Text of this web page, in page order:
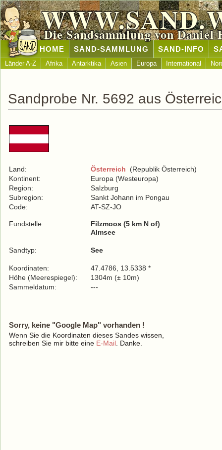
Die Sandsammlung von Daniel
HOME SAND-SAMMLUNG SAND-INFO
Länder A-Z Afrika Antarktika Asien Europa International
Sandprobe Nr. 5692 aus
Land: Österreich (Republik Österreich)
Kontinent:
Europa (Westeuropa)
Region:
Salzburg
Subregion:
Sankt Johann im Pongau
Code:
AT-SZ-JO
Fundstelle:
Filzmoos (5 km N of)
Almsee
Sandtyp: See
Koordinaten:
47.4786, 13.5338 *
Höhe (Meerespiegel):
1304m (± 10m)
Sammeldatum:
---
Sorry, keine "Google Map" vorhanden !
Wenn Sie die Koordinaten dieses Sandes wissen,
schreiben Sie mir bitte eine E-Mail . Danke.